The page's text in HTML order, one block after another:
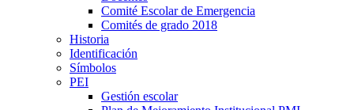
Comité Escolar de Emergencia
Comités de grado 2018
Historia
Identificación
Símbolos
PEI
Gestión escolar